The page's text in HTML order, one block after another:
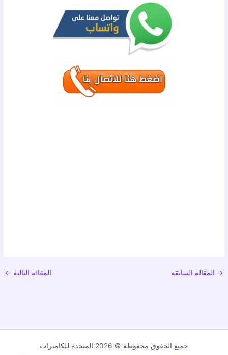
→ المقالة السابقة المقالة التالية ←
جميع الحقوق محفوظة © 2026 المتحدة للكاميرات